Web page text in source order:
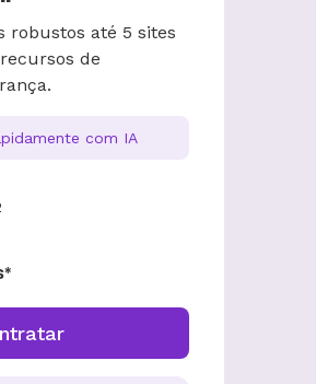
robustos até 5 sites
de
com IA